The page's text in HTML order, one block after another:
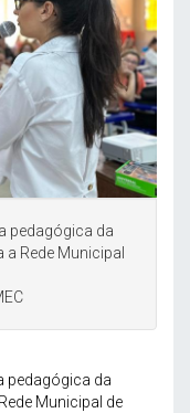
pedagógica da
Rede Municipal
pedagógica da
Municipal de